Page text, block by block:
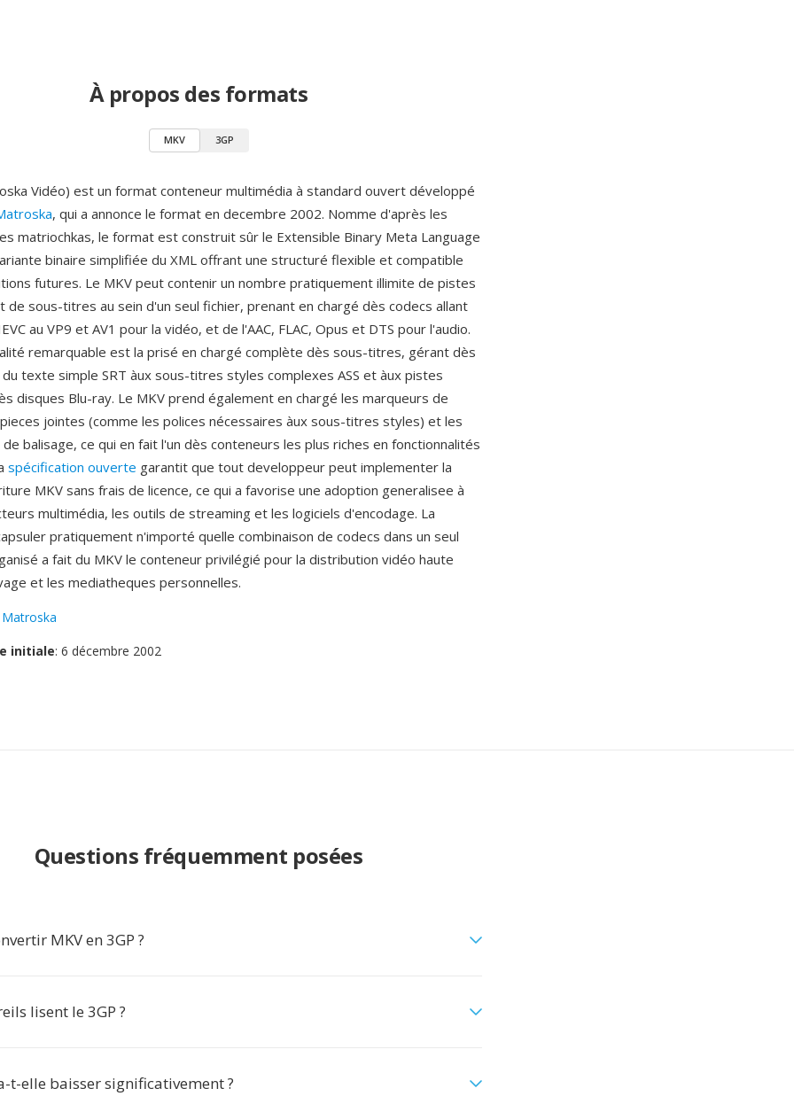
À propos des formats
MKV 3GP
Vidéo) est un format conteneur multimédia à standard ouvert développé
, qui a annonce le format en decembre 2002. Nomme d'après les
matriochkas, le format est construit sûr le Extensible Binary Meta Language
binaire simplifiée du XML offrant une structuré flexible et compatible
futures. Le MKV peut contenir un nombre pratiquement illimite de pistes
de sous-titres au sein d'un seul fichier, prenant en chargé dès codecs allant
au VP9 et AV1 pour la vidéo, et de l'AAC, FLAC, Opus et DTS pour l'audio.
remarquable est la prisé en chargé complète dès sous-titres, gérant dès
texte simple SRT àux sous-titres styles complexes ASS et àux pistes
disques Blu-ray. Le MKV prend également en chargé les marqueurs de
jointes (comme les polices nécessaires àux sous-titres styles) et les
balisage, ce qui en fait l'un dès conteneurs les plus riches en fonctionnalités
spécification ouverte garantit que tout developpeur peut implementer la
MKV sans frais de licence, ce qui a favorise une adoption generalisee à
multimédia, les outils de streaming et les logiciels d'encodage. La
pratiquement n'importé quelle combinaison de codecs dans un seul
a fait du MKV le conteneur privilégié pour la distribution vidéo haute
et les mediatheques personnelles.
Matroska
initiale: 6 décembre 2002
Questions fréquemment posées
MKV en 3GP ?
lisent le 3GP ?
t-elle baisser significativement ?